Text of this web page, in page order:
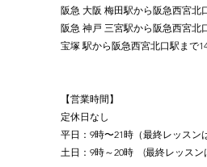
阪急 大阪 梅田駅から阪急西宮北
阪急 神戸 三宮駅から阪急西宮北
宝塚 駅から阪急西宮北口駅まで
【営業時間】
定休日なし
平日：9時〜21時（最終レッスン
土日：9時～20時　(最終レッスン